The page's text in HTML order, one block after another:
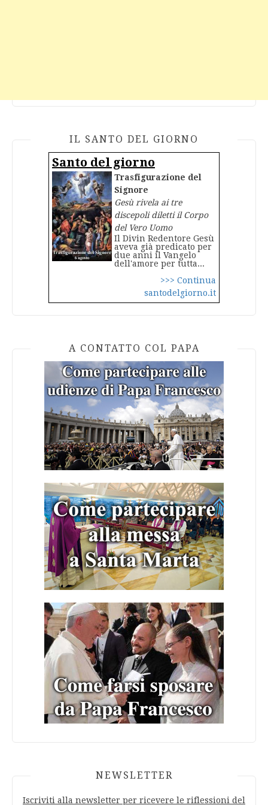
IL SANTO DEL GIORNO
Santo del giorno
Trasfigurazione del
Signore
Gesù rivela ai tre
discepoli diletti il Corpo
del Vero Uomo
Il Divin Redentore Gesù
aveva già predicato per
due anni il Vangelo
dell'amore per tutta...
>>> Continua
santodelgiorno.it
A CONTATTO COL PAPA
NEWSLETTER
Iscriviti alla newsletter per ricevere le riflessioni del